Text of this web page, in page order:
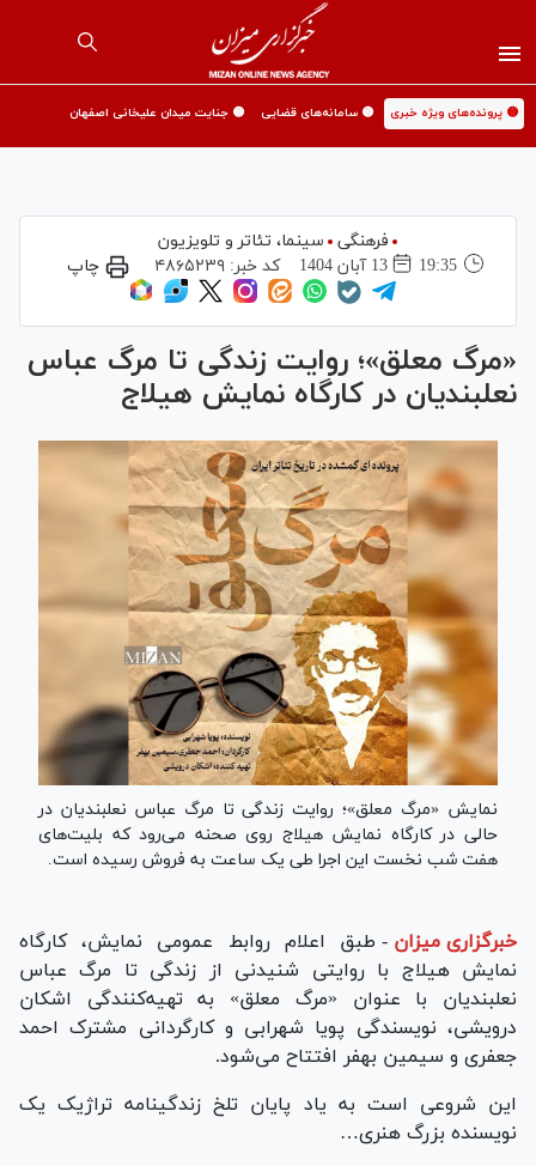
🟡 پرونده‌های ویژه خبری 🟡 سامانه‌های قضایی 🟡 جنایت میدان علیخانی اصفهان
فرهنگی
سینما،‌ تئاتر و تلویزیون
19:35
13 آبان 1404 کد خبر: ۴۸۶۵۲۳۹ چاپ
«مرگ معلق»؛ روایت زندگی تا مرگ عباس
نعلبندیان در کارگاه نمایش هیلاج
نمایش «مرگ معلق»؛ روایت زندگی تا مرگ عباس نعلبندیان در
حالی در کارگاه نمایش هیلاج روی صحنه می‌رود که بلیت‌های
هفت شب نخست این اجرا طی یک ساعت به فروش رسیده است.
خبرگزاری میزان - طبق اعلام روابط عمومی نمایش، کارگاه
نمایش هیلاج با روایتی شنیدنی از زندگی تا مرگ عباس
نعلبندیان با عنوان «مرگ معلق» به تهیه‌کنندگی اشکان
درویشی، نویسندگی پویا شهرابی و کارگردانی مشترک احمد
جعفری و سیمین بهفر افتتاح می‌شود.
این شروعی است به یاد پایان تلخ زندگینامه تراژیک یک
نویسنده بزرگ هنری…